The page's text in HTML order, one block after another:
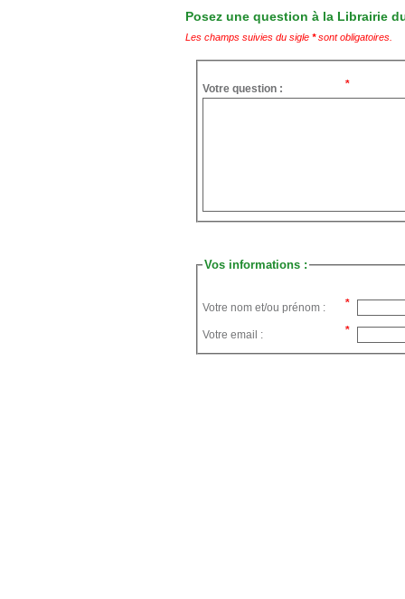
Posez une question à la Librairie
Les champs suivies du sigle *sont obligatoires.
Votre question :
Vos informations :
Votre nom et/ou prénom :
Votre email :